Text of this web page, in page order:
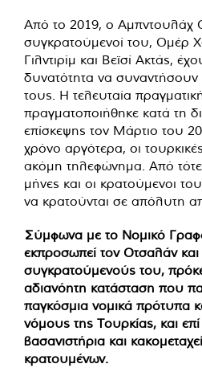
Από το 2019, ο Αμπντουλάχ
συγκρατούμενοί του, Ομέρ
Γιλντιρίμ και Βεϊσί Ακτάς,
δυνατότητα να συναντήσουν
τους. Η τελευταία
πραγματοποιήθηκε κατά τη
επίσκεψης τον Μάρτιο του
χρόνο αργότερα, οι
ακόμη τηλεφώνημα. Από
μήνες και οι κρατούμενοι
να κρατούνται σε απόλυτη
Σύμφωνα με το Νομικό
εκπροσωπεί τον Οτσαλάν και
συγκρατούμενούς του,
αδιανόητη κατάσταση που
παγκόσμια νομικά πρότυπα
νόμους της Τουρκίας, και
βασανιστήρια και
κρατουμένων.